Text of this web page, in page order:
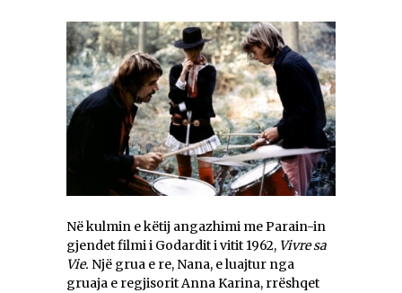
Në kulmin e këtij angazhimi me Parain-in
gjendet filmi i Godardit i vitit 1962, Vivre sa
Vie. Një grua e re, Nana, e luajtur nga
gruaja e regjisorit Anna Karina, rrëshqet